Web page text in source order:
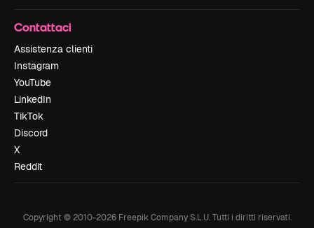
Contattaci
Assistenza clienti
Instagram
YouTube
LinkedIn
TikTok
Discord
X
Reddit
Copyright © 2010-2026Freepik Company S.L.U. Tutti i diritti riservati.